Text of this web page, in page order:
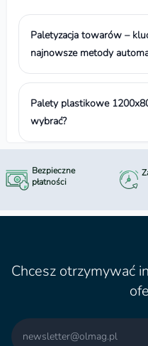
Paletyzacja towarów –
najnowsze metody
Palety plastikowe
wybrać?
Bezpieczne
płatności
Chcesz otrzymywać
Email